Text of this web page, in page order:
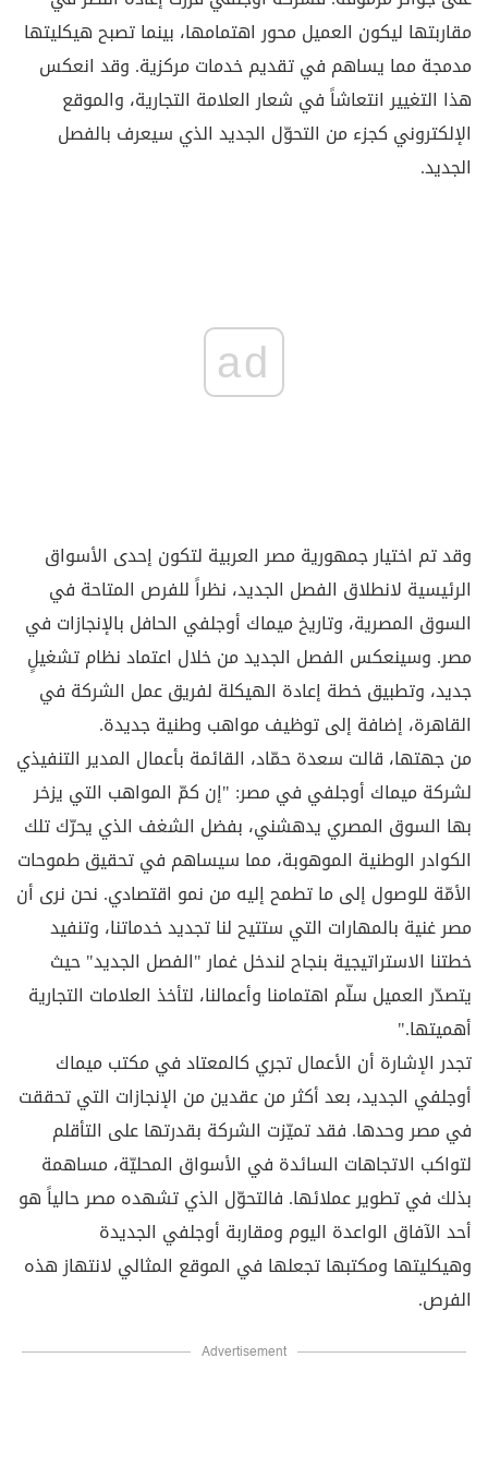
مقاربتها ليكون العميل محور اهتمامها، بينما تصبح هيكليتها
مدمجة مما يساهم في تقديم خدمات مركزية. وقد انعكس
هذا التغيير انتعاشاً في شعار العلامة التجارية، والموقع
الإلكتروني كجزء من التحوّل الجديد الذي سيعرف بالفصل
الجديد.
ad
وقد تم اختيار جمهورية مصر العربية لتكون إحدى الأسواق
الرئيسية لانطلاق الفصل الجديد، نظراً للفرص المتاحة في
السوق المصرية، وتاريخ ميماك أوجلفي الحافل بالإنجازات في
مصر. وسينعكس الفصل الجديد من خلال اعتماد نظام تشغيلٍ
جديد، وتطبيق خطة إعادة الهيكلة لفريق عمل الشركة في
القاهرة، إضافة إلى توظيف مواهب وطنية جديدة.
من جهتها، قالت سعدة حمّاد، القائمة بأعمال المدير التنفيذي
لشركة ميماك أوجلفي في مصر: "إن كمّ المواهب التي يزخر
بها السوق المصري يدهشني، بفضل الشغف الذي يحرّك تلك
الكوادر الوطنية الموهوبة، مما سيساهم في تحقيق طموحات
الأمّة للوصول إلى ما تطمح إليه من نمو اقتصادي. نحن نرى أن
مصر غنية بالمهارات التي ستتيح لنا تجديد خدماتنا، وتنفيد
خطتنا الاستراتيجية بنجاح لندخل غمار "الفصل الجديد" حيث
يتصدّر العميل سلّم اهتمامنا وأعمالنا، لتأخذ العلامات التجارية
أهميتها."
تجدر الإشارة أن الأعمال تجري كالمعتاد في مكتب ميماك
أوجلفي الجديد، بعد أكثر من عقدين من الإنجازات التي تحققت
في مصر وحدها. فقد تميّزت الشركة بقدرتها على التأقلم
لتواكب الاتجاهات السائدة في الأسواق المحليّة، مساهمة
بذلك في تطوير عملائها. فالتحوّل الذي تشهده مصر حالياً هو
أحد الآفاق الواعدة اليوم ومقاربة أوجلفي الجديدة
وهيكليتها ومكتبها تجعلها في الموقع المثالي لانتهاز هذه
الفرص.
Advertisement